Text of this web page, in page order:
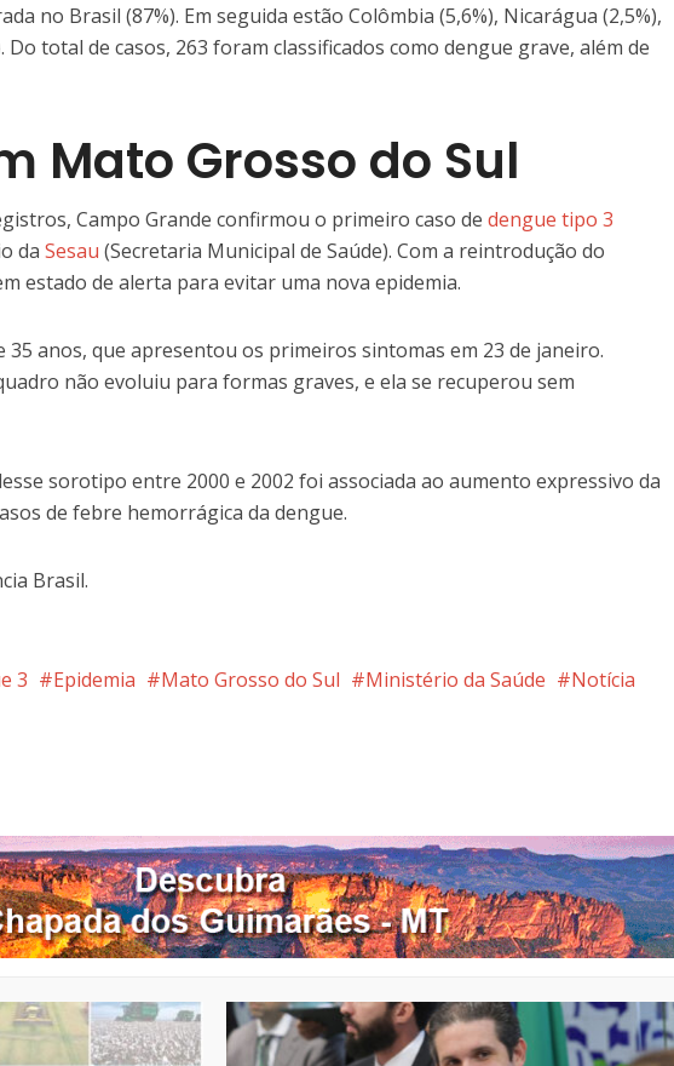
no Brasil (87%). Em seguida estão Colômbia (5,6%), Nicarágua (2,5%),
Do total de casos, 263 foram classificados como dengue grave, além de
Mato Grosso do Sul
Campo Grande confirmou o primeiro caso de dengue tipo 3
da Sesau (Secretaria Municipal de Saúde). Com a reintrodução do
estado de alerta para evitar uma nova epidemia.
35 anos, que apresentou os primeiros sintomas em 23 de janeiro.
não evoluiu para formas graves, e ela se recuperou sem
sorotipo entre 2000 e 2002 foi associada ao aumento expressivo da
de febre hemorrágica da dengue.
Brasil.
3 Epidemia Mato Grosso do Sul Ministério da Saúde
Notícia